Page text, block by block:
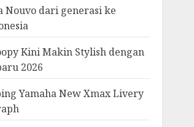
Nouvo dari generasi ke
Kini Makin Stylish dengan
2026
Yamaha New Xmax Livery